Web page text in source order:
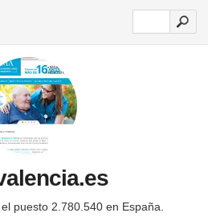
puesto 2.780.540 en España.